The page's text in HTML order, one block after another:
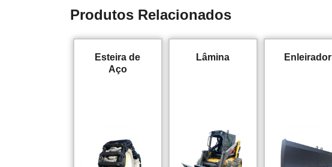
Produtos Relacionados
Esteira de
Aço
Lâmina Enleirador